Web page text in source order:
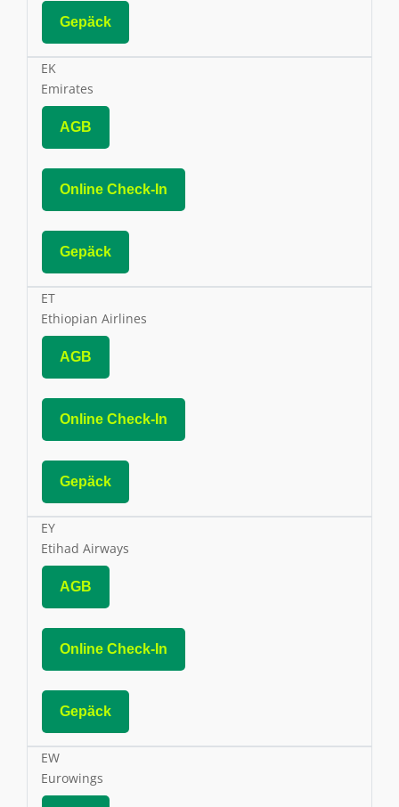
Gepäck
EK
Emirates
AGB
Online Check-In
Gepäck
ET
Ethiopian Airlines
AGB
Online Check-In
Gepäck
EY
Etihad Airways
AGB
Online Check-In
Gepäck
EW
Eurowings